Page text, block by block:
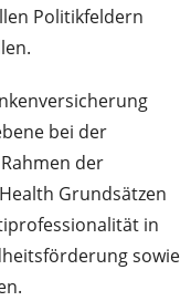
Politikfeldern
bei der
der
Grundsätzen
in
sowie